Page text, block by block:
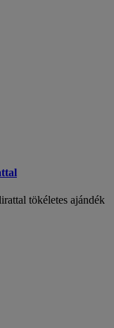
tökéletes ajándék